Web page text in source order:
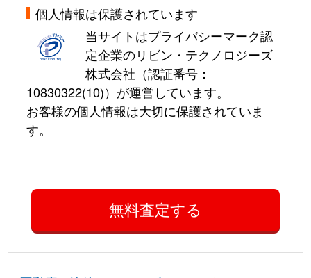
個人情報は保護されています
当サイトはプライバシーマーク認
定企業のリビン・テクノロジーズ
株式会社（認証番号：
10830322(10)）が運営しています。
お客様の個人情報は大切に保護されていま
す。